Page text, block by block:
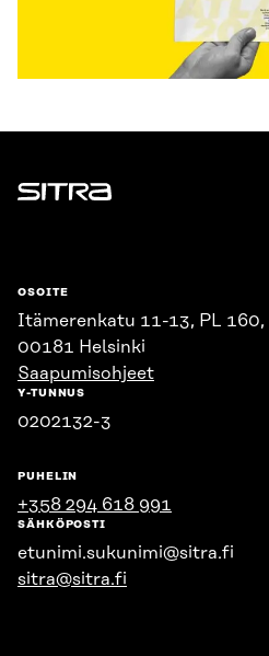
Sitra
OSOITE
Itämerenkatu 11-13, PL 160,
00181 Helsinki
Saapumisohjeet
Y-TUNNUS
0202132-3
PUHELIN
+358 294 618 991
SÄHKÖPOSTI
etunimi.sukunimi@sitra.fi
sitra@sitra.fi